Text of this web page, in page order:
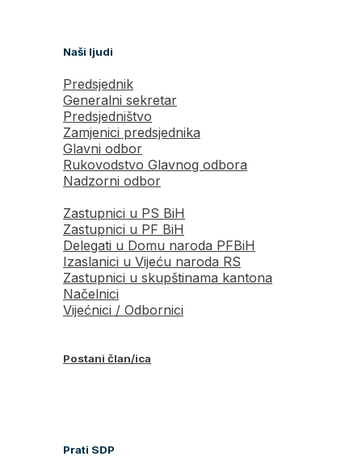
Naši ljudi
Predsjednik
Generalni sekretar
Predsjedništvo
Zamjenici predsjednika
Glavni odbor
Rukovodstvo Glavnog odbora
Nadzorni odbor
Zastupnici u PS BiH
Zastupnici u PF BiH
Delegati u Domu naroda PFBiH
Izaslanici u Vijeću naroda RS
Zastupnici u skupštinama kantona
Načelnici
Vijećnici / Odbornici
Postani član/ica
Prati SDP